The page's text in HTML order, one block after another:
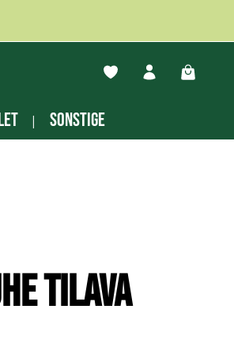
Du hast 0 Produkte
Sonstige
Tilava